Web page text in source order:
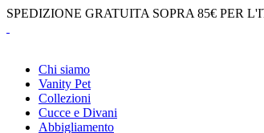
SPEDIZIONE GRATUITA SOPRA 85€ PER
Chi siamo
Vanity Pet
Collezioni
Cucce e Divani
Abbigliamento